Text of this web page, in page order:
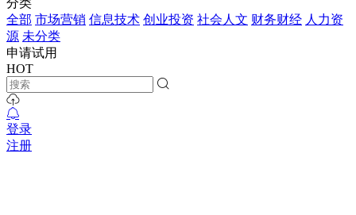
分类
全部 市场营销 信息技术 创业投资 社会人文 财务财经 人力资
源 未分类
申请试用
HOT
登录
注册